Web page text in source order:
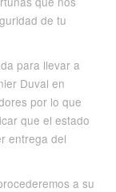
de tu
para llevar a
Duval en
por lo que
que el estado
entrega del
a su